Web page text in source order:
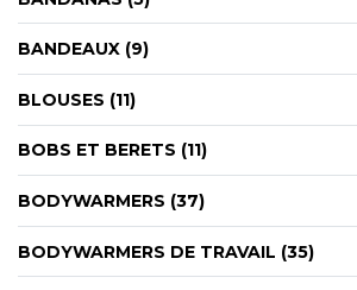
CATALOGUES & TARIFS
MARQUES & CERTIFICATS
CONTACT
BANDEAUX (9)
BLOUSES (11)
BOBS ET BERETS (11)
BODYWARMERS (37)
BODYWARMERS DE TRAVAIL (35)